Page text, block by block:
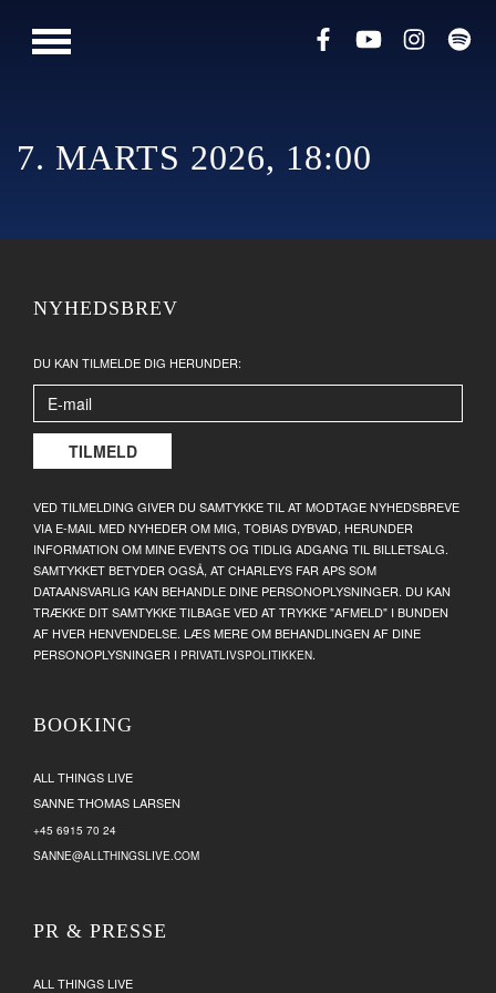
PRESSE
LIVESHOWS
7. MARTS 2026, 18:00
NYHEDSBREV
DU KAN TILMELDE DIG HERUNDER:
VED TILMELDING GIVER DU SAMTYKKE TIL AT MODTAGE NYHEDSBREVE
VIA E-MAIL MED NYHEDER OM MIG, TOBIAS DYBVAD, HERUNDER
INFORMATION OM MINE EVENTS OG TIDLIG ADGANG TIL BILLETSALG.
SAMTYKKET BETYDER OGSÅ, AT CHARLEYS FAR APS SOM
DATAANSVARLIG KAN BEHANDLE DINE PERSONOPLYSNINGER. DU KAN
TRÆKKE DIT SAMTYKKE TILBAGE VED AT TRYKKE "AFMELD" I BUNDEN
AF HVER HENVENDELSE. LÆS MERE OM BEHANDLINGEN AF DINE
PERSONOPLYSNINGER I PRIVATLIVSPOLITIKKEN.
BOOKING
ALL THINGS LIVE
SANNE THOMAS LARSEN
+45 6915 70 24
SANNE@ALLTHINGSLIVE.COM
PR & PRESSE
ALL THINGS LIVE